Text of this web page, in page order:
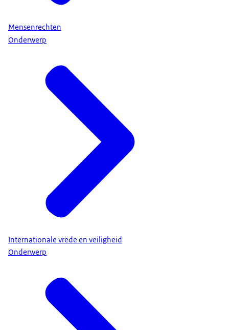
Mensenrechten
Onderwerp
Internationale vrede en veiligheid
Onderwerp